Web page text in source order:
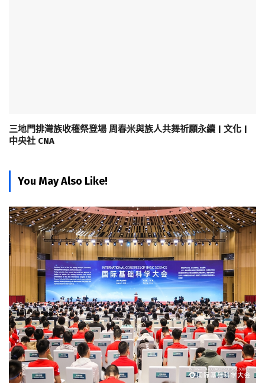
三地門排灣族收穫祭登場 周春米與族人共舞祈願永續 | 文化 |
中央社 CNA
You May Also Like!